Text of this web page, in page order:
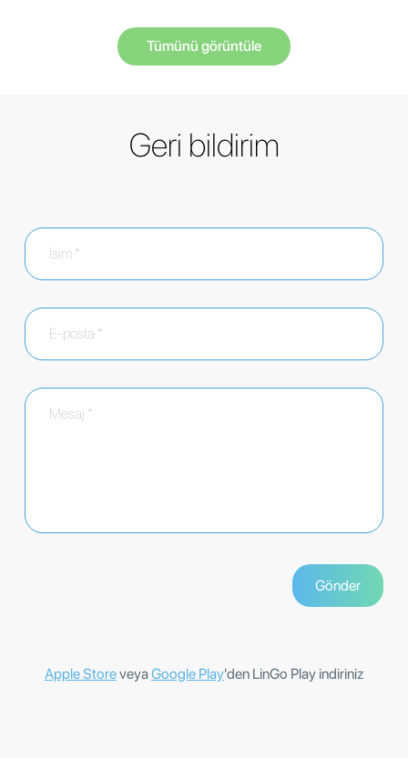
Tümünü görüntüle
Geri bildirim
Apple StoreveyaGoogle Play'den LinGo Play indiriniz